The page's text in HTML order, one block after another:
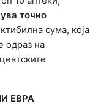
точно
сума, која
одраз на
ЕВРА